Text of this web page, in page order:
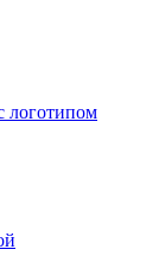
логотипом